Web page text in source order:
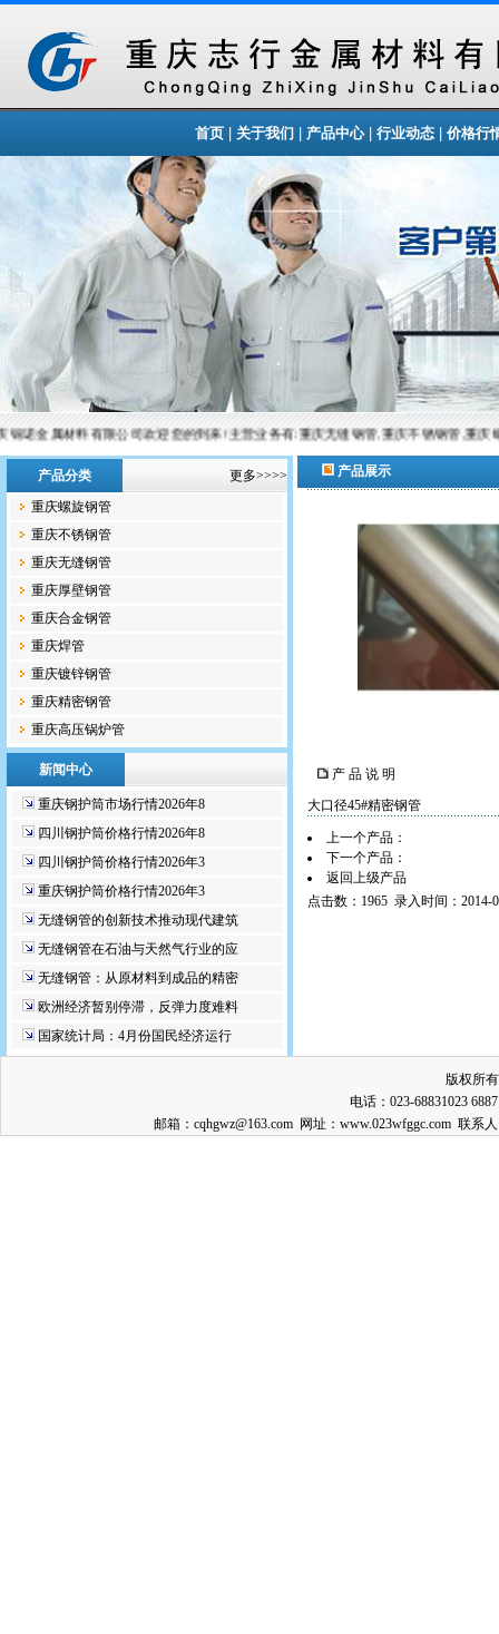
首页| 关于我们| 产品中心| 行业动态| 价格行
诺金属材料有限公司欢迎您的到来!主营业务有:重庆无缝钢管,重庆不锈钢管,重庆
产品分类
更多>>>>
重庆螺旋钢管
重庆不锈钢管
重庆无缝钢管
重庆厚壁钢管
重庆合金钢管
重庆焊管
重庆镀锌钢管
重庆精密钢管
重庆高压锅炉管
新闻中心
重庆钢护筒市场行情2026年8
四川钢护筒价格行情2026年8
四川钢护筒价格行情2026年3
重庆钢护筒价格行情2026年3
无缝钢管的创新技术推动现代建筑
无缝钢管在石油与天然气行业的应
无缝钢管：从原材料到成品的精密
欧洲经济暂别停滞，反弹力度难料
国家统计局：4月份国民经济运行
产品展示
产 品 说 明
大口径45#精密钢管
上一个产品：
下一个产品：
返回上级产品
点击数：1965 录入时间：2014-
版权所
电话：023-68831023
邮箱：cqhgwz@163.com 网址：www.023wfggc.com 联